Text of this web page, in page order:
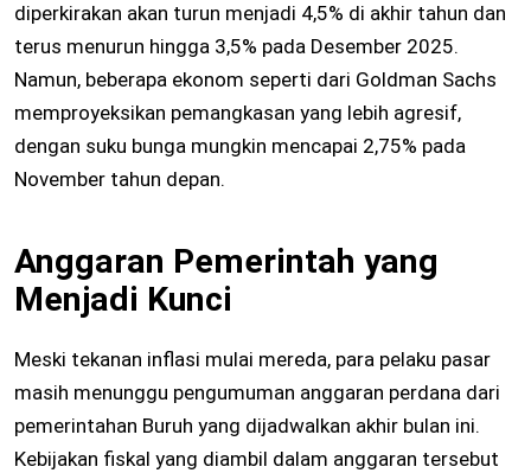
diperkirakan akan turun menjadi 4,5% di akhir tahun dan
terus menurun hingga 3,5% pada Desember 2025.
Namun, beberapa ekonom seperti dari Goldman Sachs
memproyeksikan pemangkasan yang lebih agresif,
dengan suku bunga mungkin mencapai 2,75% pada
November tahun depan.
Anggaran Pemerintah yang
Menjadi Kunci
Meski tekanan inflasi mulai mereda, para pelaku pasar
masih menunggu pengumuman anggaran perdana dari
pemerintahan Buruh yang dijadwalkan akhir bulan ini.
Kebijakan fiskal yang diambil dalam anggaran tersebut